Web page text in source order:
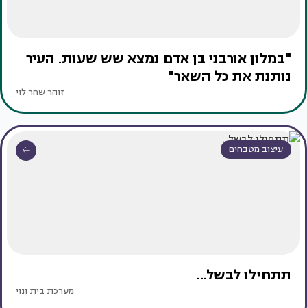
"במלון אורבני בן אדם נמצא שש שעות. העיר
נותנת את כל השאר"
זוהר שחר לוי
עיצוב מטבחים
תתחילו לבשל...
מערכת בית ונוי